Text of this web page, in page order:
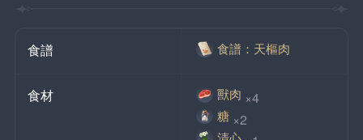
食譜 食譜：天樞肉
食材 獸肉 ×4
糖 ×2